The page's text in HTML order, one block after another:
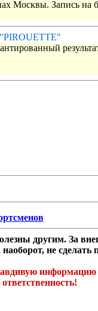
Москвы. Запись на
"PIROUETTE"
другим. За
не сделать
информацию